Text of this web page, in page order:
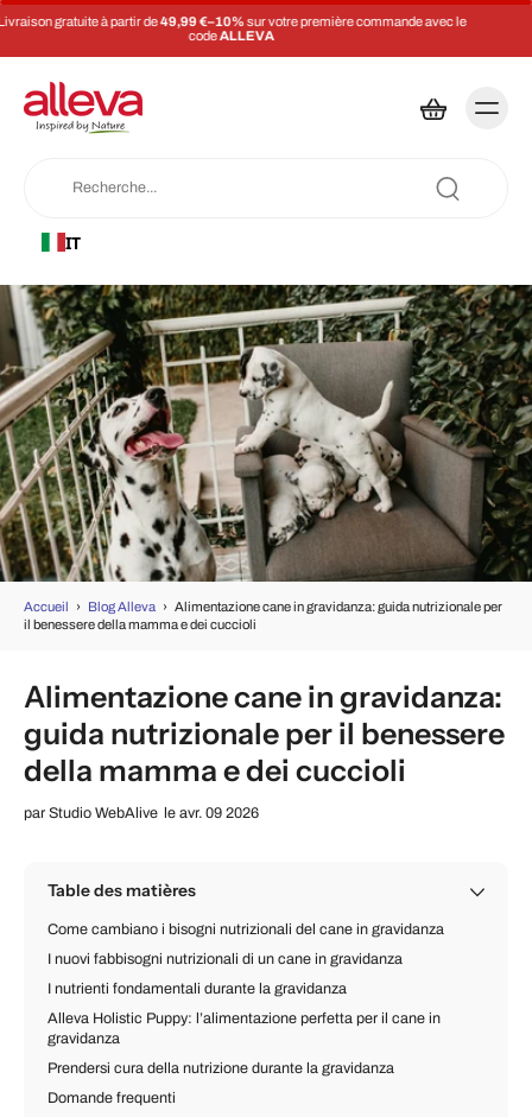
Économisez 5 % sur chaque commande avec un abonnement
IT
Accueil › Blog Alleva › Alimentazione cane in gravidanza: guida nutrizionale per
il benessere della mamma e dei cuccioli
Alimentazione cane in gravidanza:
guida nutrizionale per il benessere
della mamma e dei cuccioli
par Studio WebAlive le avr. 09 2026
Table des matières
Come cambiano i bisogni nutrizionali del cane in gravidanza
I nuovi fabbisogni nutrizionali di un cane in gravidanza
I nutrienti fondamentali durante la gravidanza
Alleva Holistic Puppy: l’alimentazione perfetta per il cane in
gravidanza
Prendersi cura della nutrizione durante la gravidanza
Domande frequenti